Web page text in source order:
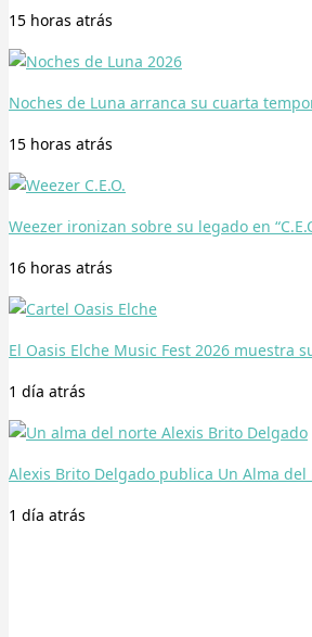
15 horas atrás
Noches de Luna arranca su cuarta
15 horas atrás
Weezer ironizan sobre su legado en
16 horas atrás
El Oasis Elche Music Fest 2026 muestra
1 día atrás
Alexis Brito Delgado publica Un Alma del
1 día atrás